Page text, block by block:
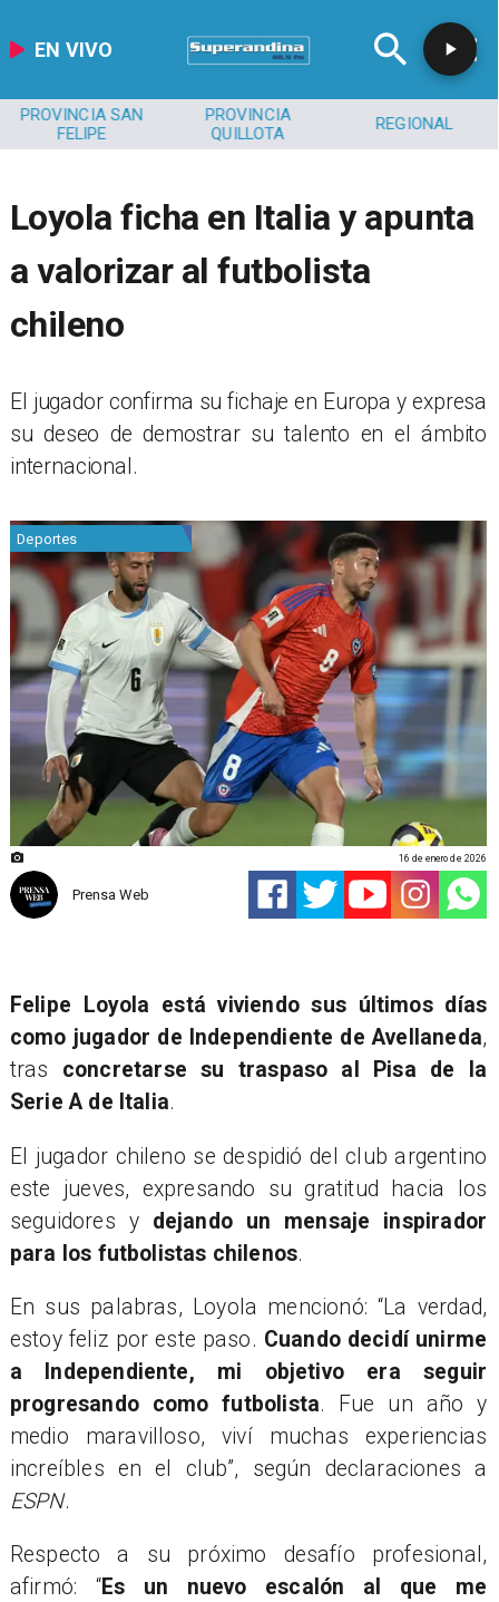
EN VIVO
PROVINCIA SAN
FELIPE
PROVINCIA
QUILLOTA
REGIONAL
Loyola ficha en Italia y apunta
a valorizar al futbolista
chileno
El jugador confirma su fichaje en Europa y expresa
su deseo de demostrar su talento en el ámbito
internacional.
Deportes
Prensa Web
16 de enero de 2026
Felipe Loyola está viviendo sus últimos días
como jugador de Independiente de Avellaneda,
tras concretarse su traspaso al Pisa de la
Serie A de Italia.
El jugador chileno se despidió del club argentino
este jueves, expresando su gratitud hacia los
seguidores y dejando un mensaje inspirador
para los futbolistas chilenos.
En sus palabras, Loyola mencionó: “La verdad,
estoy feliz por este paso. Cuando decidí unirme
a Independiente, mi objetivo era seguir
progresando como futbolista. Fue un año y
medio maravilloso, viví muchas experiencias
increíbles en el club”, según declaraciones a
ESPN.
Respecto a su próximo desafío profesional,
afirmó: “Es un nuevo escalón al que me